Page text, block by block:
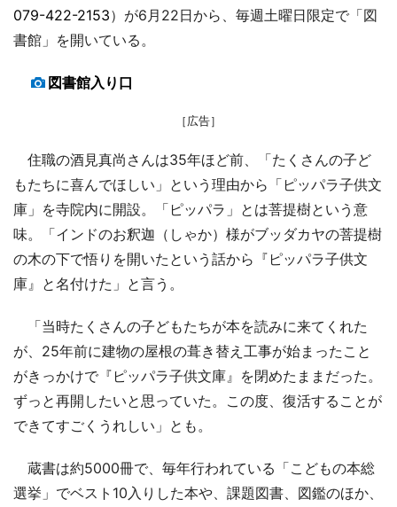
079-422-2153）が6月22日から、毎週土曜日限定で「図
書館」を開いている。
図書館入り口
［広告］
住職の酒見真尚さんは35年ほど前、「たくさんの子ど
もたちに喜んでほしい」という理由から「ピッパラ子供文
庫」を寺院内に開設。「ピッパラ」とは菩提樹という意
味。「インドのお釈迦（しゃか）様がブッダカヤの菩提樹
の木の下で悟りを開いたという話から『ピッパラ子供文
庫』と名付けた」と言う。
「当時たくさんの子どもたちが本を読みに来てくれた
が、25年前に建物の屋根の葺き替え工事が始まったこと
がきっかけで『ピッパラ子供文庫』を閉めたままだった。
ずっと再開したいと思っていた。この度、復活することが
できてすごくうれしい」とも。
蔵書は約5000冊で、毎年行われている「こどもの本総
選挙」でベスト10入りした本や、課題図書、図鑑のほか、